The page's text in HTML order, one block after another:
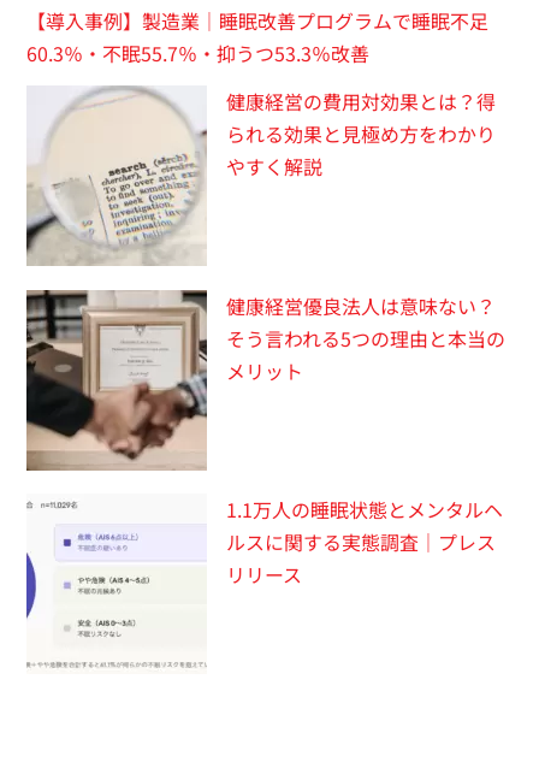
【導入事例】製造業｜睡眠改善プログラムで睡眠不足
60.3％・不眠55.7％・抑うつ53.3％改善
健康経営の費用対効果とは？得
られる効果と見極め方をわかり
やすく解説
健康経営優良法人は意味ない？
そう言われる5つの理由と本当の
メリット
1.1万人の睡眠状態とメンタルヘ
ルスに関する実態調査｜プレス
リリース